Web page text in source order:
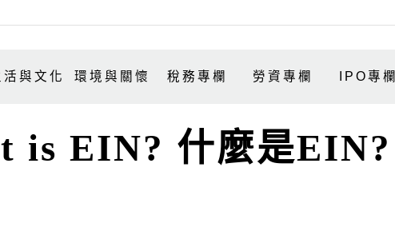
活與文化 環境與關懷 稅務專欄 勞資專欄 IPO專欄
is EIN? 什麼是EIN?